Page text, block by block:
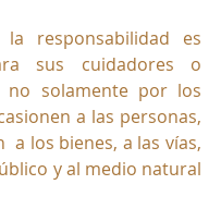
responsabilidad es
sus cuidadores o
no solamente por los
a las personas,
a los bienes, a las vías,
y al medio natural